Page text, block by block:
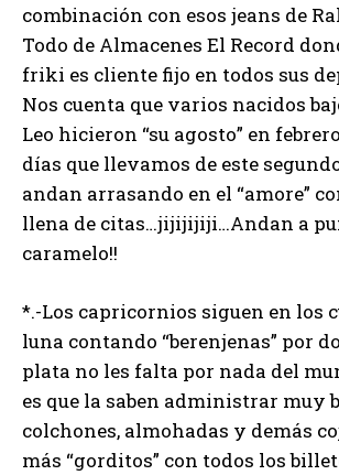
combinación con esos jeans de
Todo de Almacenes El Record
friki es cliente fijo en todos sus
Nos cuenta que varios nacidos
Leo hicieron “su agosto” en
días que llevamos de este
andan arrasando en el “amore”
llena de citas…jijijijiji…Andan a
caramelo!!
*.-Los capricornios siguen en los
luna contando “berenjenas” por
plata no les falta por nada del
es que la saben administrar muy
colchones, almohadas y demás
más “gorditos” con todos los